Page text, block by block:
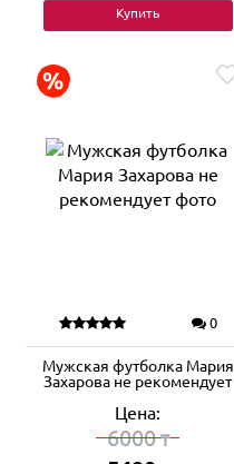
Купить
0
Мужская футболка Мария
Захарова не рекомендует
Цена:
6000₸